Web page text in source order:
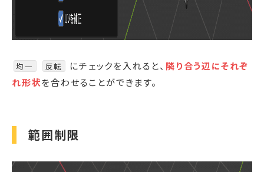
均一 反転 にチェックを入れると、 隣り合う辺にそれぞ
れ形状を合わせることができます。
範囲制限